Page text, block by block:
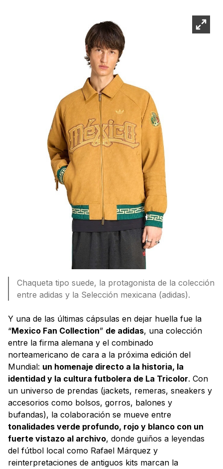
Chaqueta tipo suede, la protagonista de la colección
entre adidas y la Selección mexicana (adidas).
Y una de las últimas cápsulas en dejar huella fue la
“Mexico Fan Collection” de adidas, una colección
entre la firma alemana y el combinado
norteamericano de cara a la próxima edición del
Mundial: un homenaje directo a la historia, la
identidad y la cultura futbolera de La Tricolor. Con
un universo de prendas (jackets, remeras, sneakers y
accesorios como bolsos, gorros, balones y
bufandas), la colaboración se mueve entre
tonalidades verde profundo, rojo y blanco con un
fuerte vistazo al archivo, donde guiños a leyendas
del fútbol local como Rafael Márquez y
reinterpretaciones de antiguos kits marcan la